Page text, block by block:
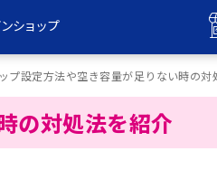
ショップ
ップ
ップ
販
販
プ設定方法や空き容量が足りない時の対
の対処法を紹介